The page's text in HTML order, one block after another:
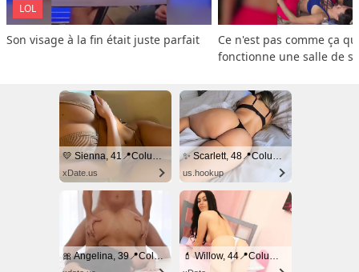
LOL
Son visage à la fin était juste parfait
Ce n'est pas comme ça
fonctionne une salle de